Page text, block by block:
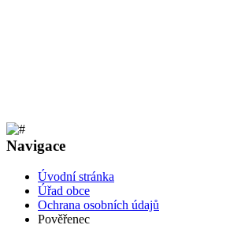
Navigace
Úvodní stránka
Úřad obce
Ochrana osobních údajů
Pověřenec